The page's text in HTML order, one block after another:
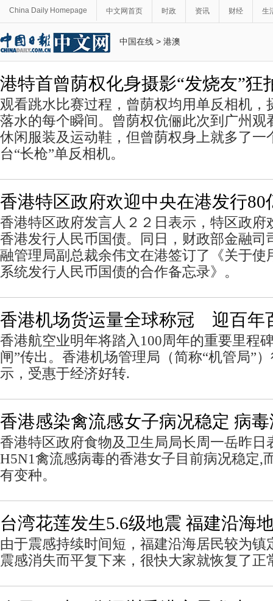
China Daily Homepage 中文网首页 时政 资讯 财经 生
中国在线 > 港澳
港特首曾荫权化身摄影“发烧友”狂
观看跳水比赛过程，曾荫权均用单反相机，
落水的每个瞬间。曾荫权伉俪此次到广州观
休闲服装及运动鞋，但曾荫权身上就多了一
台“长枪”单反相机。
香港特区政府欢迎中央在港发行80
香港特区政府发言人２２日表示，特区政府
香港发行人民币国债。同日，财政部金融司
融管理局副总裁余伟文在港签订了《关于使
系统发行人民币国债的合作备忘录》。
香港机场货运量全球称冠 迎百年
香港航空业明年将踏入100周年的重要里程
闸”传出。香港机场管理局（简称“机管局”
示，受惠于经济好转.
香港感染禽流感女子病况稳定 病
香港特区政府食物及卫生局局长周一岳昨日
H5N1禽流感病毒的香港女子目前病况稳定,
有变种。
台湾花莲发生5.6级地震 福建沿海
由于震感持续时间短，福建沿海居民较为镇
震感消失而平复下来，很快大家就恢复了正